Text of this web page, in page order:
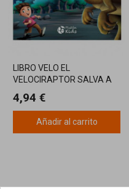
LIBRO VELO EL
VELOCIRAPTOR SALVA A
4,94 €
Añadir al carrito